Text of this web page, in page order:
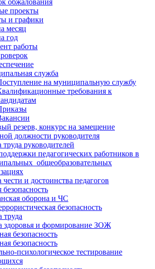
обжалования
проекты
и графики
месяц
год
работы
служба
на муниципальную службу
требования к
резерв, конкурс на замещение
должности руководителя
труда руководителей
педагогических работников в
общеобразовательных
чести и достоинства педагогов
оборона и ЧС
безопасность
труда
здоровья и формирование ЗОЖ
безопасность
безопасность
психологическое тестирование